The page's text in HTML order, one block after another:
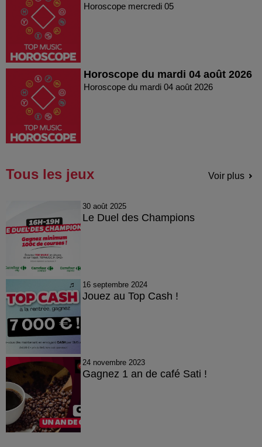
Horoscope mercredi 05
Horoscope du mardi 04 août 2026
Horoscope du mardi 04 août 2026
Tous les jeux Voir plus
30 août 2025
Le Duel des Champions
16 septembre 2024
Jouez au Top Cash !
24 novembre 2023
Gagnez 1 an de café Sati !